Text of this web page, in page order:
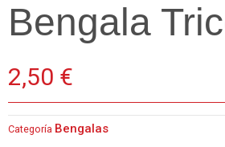
Bengala
2,50 €
Categoría Bengalas